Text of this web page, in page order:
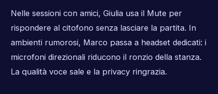
Nelle sessioni con amici, Giulia usa il Mute per
rispondere al citofono senza lasciare la partita. In
ambienti rumorosi, Marco passa a headset dedicati: i
microfoni direzionali riducono il ronzio della stanza.
La qualità voce sale e la privacy ringrazia.